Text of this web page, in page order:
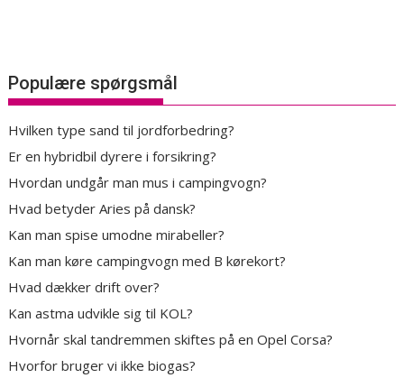
Populære spørgsmål
Hvilken type sand til jordforbedring?
Er en hybridbil dyrere i forsikring?
Hvordan undgår man mus i campingvogn?
Hvad betyder Aries på dansk?
Kan man spise umodne mirabeller?
Kan man køre campingvogn med B kørekort?
Hvad dækker drift over?
Kan astma udvikle sig til KOL?
Hvornår skal tandremmen skiftes på en Opel Corsa?
Hvorfor bruger vi ikke biogas?